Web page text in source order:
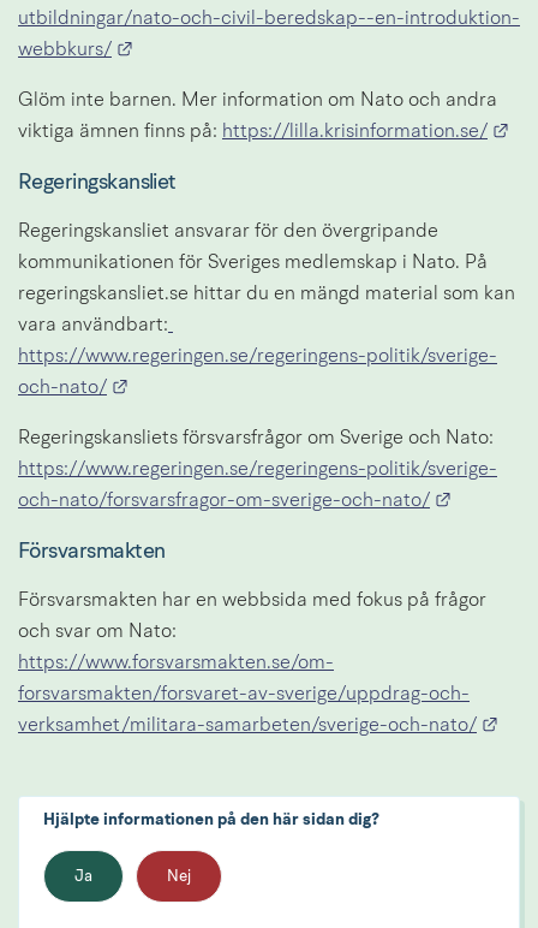
utbildningar/nato-och-civil-beredskap--en-introduktion-
webbkurs/
Glöm inte barnen. Mer information om Nato och andra
viktiga ämnen finns på: https://lilla.krisinformation.se/
Regeringskansliet
Regeringskansliet ansvarar för den övergripande
kommunikationen för Sveriges medlemskap i Nato. På
regeringskansliet.se hittar du en mängd material som kan
vara användbart:
https://www.regeringen.se/regeringens-politik/sverige-
och-nato/
https://www.regeringen.se/regeringens-politik/sverige-
och-nato/forsvarsfragor-om-sverige-och-nato/
Försvarsmakten
Försvarsmakten har en webbsida med fokus på frågor
och svar om Nato:
https://www.forsvarsmakten.se/om-
forsvarsmakten/forsvaret-av-sverige/uppdrag-och-
verksamhet/militara-samarbeten/sverige-och-nato/
Hjälpte informationen på den här sidan dig?
Ja Nej